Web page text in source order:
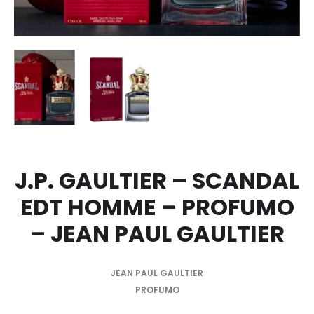
J.P. GAULTIER – SCANDAL
EDT HOMME – PROFUMO
– JEAN PAUL GAULTIER
JEAN PAUL GAULTIER
PROFUMO